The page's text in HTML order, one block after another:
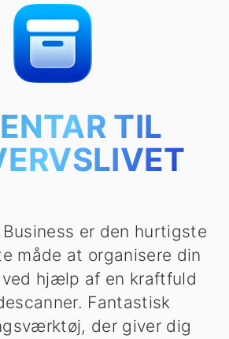
TIL
er den hurtigste
måde at organisere din
hjælp af en kraftfuld
Fantastisk
der giver dig